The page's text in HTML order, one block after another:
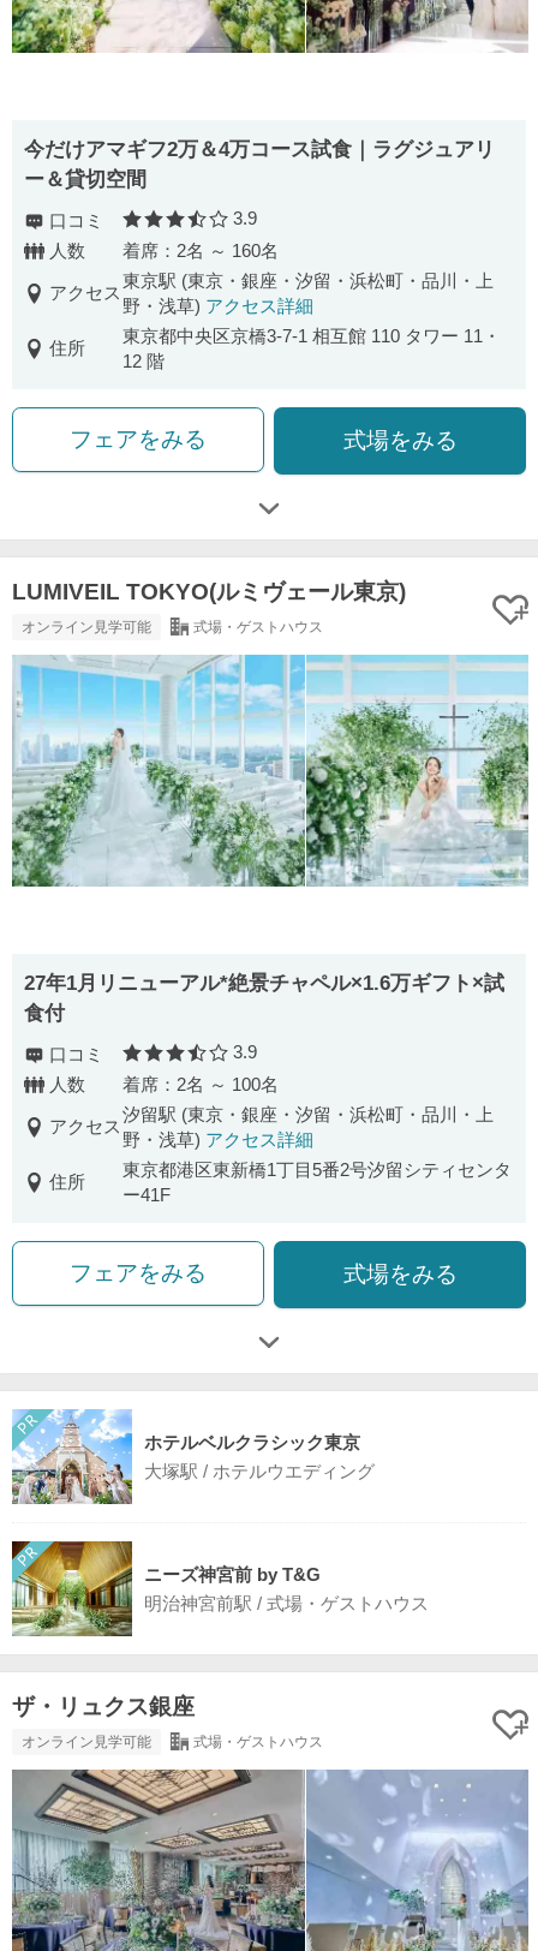
今だけアマギフ2万＆4万コース試食｜ラグジュアリ
ー＆貸切空間
口コミ 口コミ評価
3.9
人数
着席：2名 ～ 160名
アクセス
東京駅 (東京・銀座・汐留・浜松町・品川・上
野・浅草) アクセス詳細
住所
東京都中央区京橋3-7-1 相互館 110 タワー 11・
12 階
フェアをみる 式場をみる
LUMIVEIL TOKYO(ルミヴェール東京)
オンライン見学可能 式場・ゲストハウス
27年1月リニューアル*絶景チャペル×1.6万ギフト×試
食付
口コミ 口コミ評価
3.9
人数
着席：2名 ～ 100名
アクセス
汐留駅 (東京・銀座・汐留・浜松町・品川・上
野・浅草) アクセス詳細
住所
東京都港区東新橋1丁目5番2号汐留シティセンタ
ー41F
フェアをみる 式場をみる
ホテルベルクラシック東京
大塚駅 / ホテルウエディング
ニーズ神宮前 by T&G
明治神宮前駅 / 式場・ゲストハウス
ザ・リュクス銀座
オンライン見学可能 式場・ゲストハウス